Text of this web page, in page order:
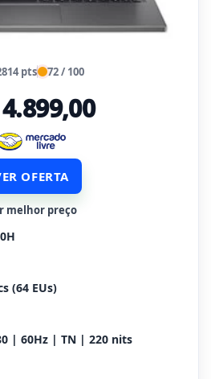
pts 72 / 100
OFERTA
melhor preço
(64 EUs)
| 60Hz | TN | 220 nits